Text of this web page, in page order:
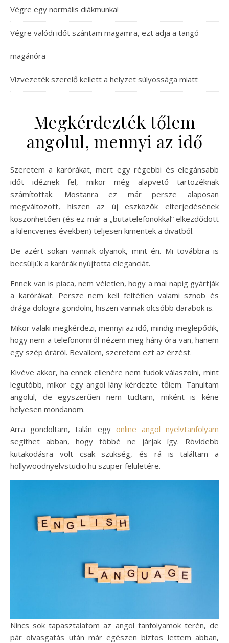
Végre egy normális diákmunka!
Végre valódi időt szántam magamra, ezt adja a tangó
magánóra
Vízvezeték szerelő kellett a helyzet súlyossága miatt
Megkérdezték tőlem
angolul, mennyi az idő
Szeretem a karórákat, mert egy régebbi és elegánsabb
időt idéznek fel, mikor még alapvető tartozéknak
számítottak. Mostanra ez már persze alaposan
megváltozott, hiszen az új eszközök elterjedésének
köszönhetően (és ez már a „butatelefonokkal” elkezdődött
a kilencvenes években) teljesen kimentek a divatból.
De azért sokan vannak olyanok, mint én. Mi továbbra is
becsüljük a karórák nyújtotta eleganciát.
Ennek van is piaca, nem véletlen, hogy a mai napig gyártják
a karórákat. Persze nem kell feltétlen valami sznob és
drága dologra gondolni, hiszen vannak olcsóbb darabok is.
Mikor valaki megkérdezi, mennyi az idő, mindig meglepődik,
hogy nem a telefonomról nézem meg hány óra van, hanem
egy szép óráról. Bevallom, szeretem ezt az érzést.
Kivéve akkor, ha ennek ellenére nem tudok válaszolni, mint
legutóbb, mikor egy angol lány kérdezte tőlem. Tanultam
angolul, de egyszerűen nem tudtam, miként is kéne
helyesen mondanom.
Arra gondoltam, talán egy online angol nyelvtanfolyam
segíthet abban, hogy többé ne járjak így. Rövidebb
kutakodásra volt csak szükség, és rá is találtam a
hollywoodnyelvstudio.hu szuper felületére.
Nincs sok tapasztalatom az angol tanfolyamok terén, de
pár olvasgatás után már egészen biztos lettem abban,